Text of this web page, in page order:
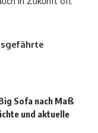
Sofa nach Maß
und aktuelle